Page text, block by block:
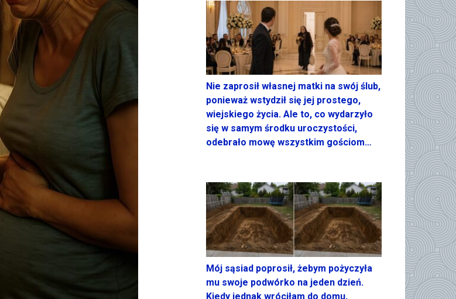
Nie zaprosił własnej matki na swój ślub,
ponieważ wstydził się jej prostego,
wiejskiego życia. Ale to, co wydarzyło
się w samym środku uroczystości,
odebrało mowę wszystkim gościom…
Mój sąsiad poprosił, żebym pożyczyła
mu swoje podwórko na jeden dzień.
Kiedy jednak wróciłam do domu,